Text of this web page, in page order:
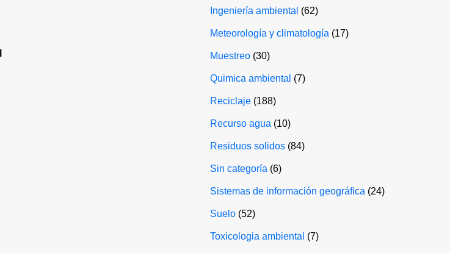
Ingeniería ambiental (62)
Meteorología y climatología (17)
Muestreo (30)
Quimica ambiental (7)
Reciclaje (188)
Recurso agua (10)
Residuos solidos (84)
Sin categoría (6)
Sistemas de información geográfica (24)
Suelo (52)
Toxicologia ambiental (7)